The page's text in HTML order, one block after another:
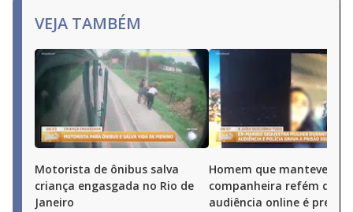
VEJA TAMBÉM
Motorista de ônibus salva
criança engasgada no Rio de
Janeiro
Homem que manteve ex-
companheira refém
audiência online é preso